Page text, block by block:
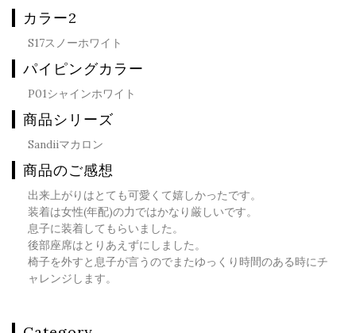
カラー2
S17スノーホワイト
パイピングカラー
P01シャインホワイト
商品シリーズ
Sandiiマカロン
商品のご感想
出来上がりはとても可愛くて嬉しかったです。
装着は女性(年配)の力ではかなり厳しいです。
息子に装着してもらいました。
後部座席はとりあえずにしました。
椅子を外すと息子が言うのでまたゆっくり時間のある時にチ
ャレンジします。